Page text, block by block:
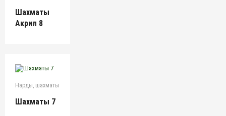
Шахматы
Акрил 8
Нарды, шахматы
Шахматы 7